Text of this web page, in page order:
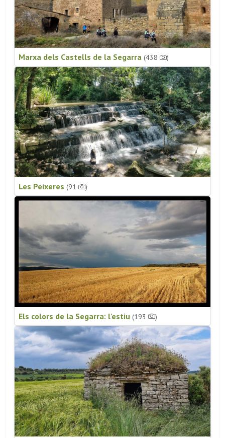
Marxa dels Castells de la Segarra (438 )
Les Peixeres (91 )
Els colors de la Segarra: l'estiu (193 )